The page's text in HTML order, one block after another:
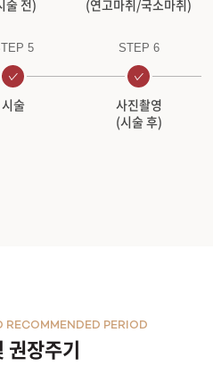
술 전)
(연고마취/국소마취)
5
시술
STEP 6
사진촬영
(시술 후)
권장주기
RECOMMENDED PERIOD